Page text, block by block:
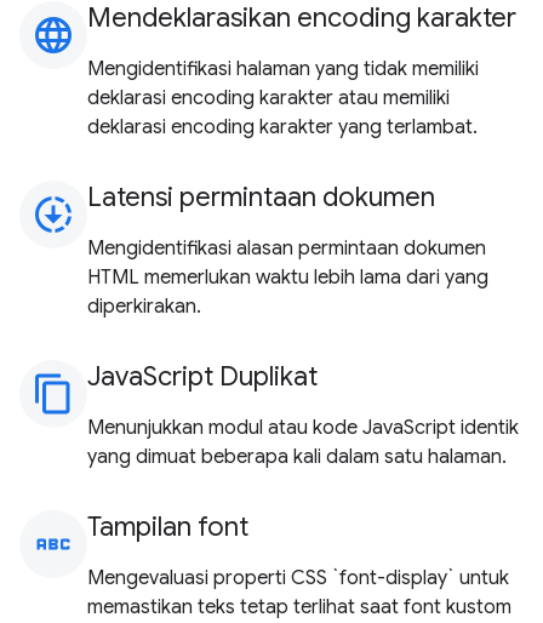
language Mendeklarasikan encoding karakter
Mengidentifikasi halaman yang tidak memiliki
deklarasi encoding karakter atau memiliki
deklarasi encoding karakter yang terlambat.
downloading Latensi permintaan dokumen
Mengidentifikasi alasan permintaan dokumen
HTML memerlukan waktu lebih lama dari yang
diperkirakan.
content_copy JavaScript Duplikat
Menunjukkan modul atau kode JavaScript identik
yang dimuat beberapa kali dalam satu halaman.
abc Tampilan font
Mengevaluasi properti CSS `font-display` untuk
memastikan teks tetap terlihat saat font kustom